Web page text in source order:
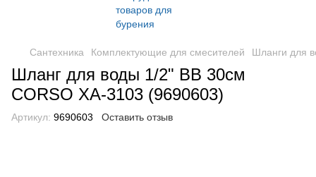
Сантехника Комплектующие для смесителей Шланги для
Шланг для воды 1/2" ВВ 30см
CORSO XA-3103 (9690603)
Артикул: 9690603 Оставить отзыв